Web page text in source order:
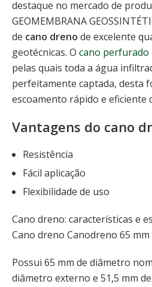
destaque no mercado de
GEOMEMBRANA
de cano dreno de excelente
geotécnicas. O cano perfurado
pelas quais toda a água
perfeitamente captada, desta
escoamento rápido e eficiente
Vantagens do cano
Resistência
Fácil aplicação
Flexibilidade de uso
Cano dreno: características e
Cano dreno Canodreno 65 mm
Possui 65 mm de diâmetro
diâmetro externo e 51,5 mm